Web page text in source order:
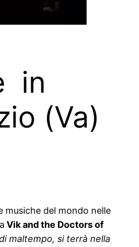
in
(Va)
musiche del mondo nelle
Vik and the Doctors of
maltempo, si terrà nella